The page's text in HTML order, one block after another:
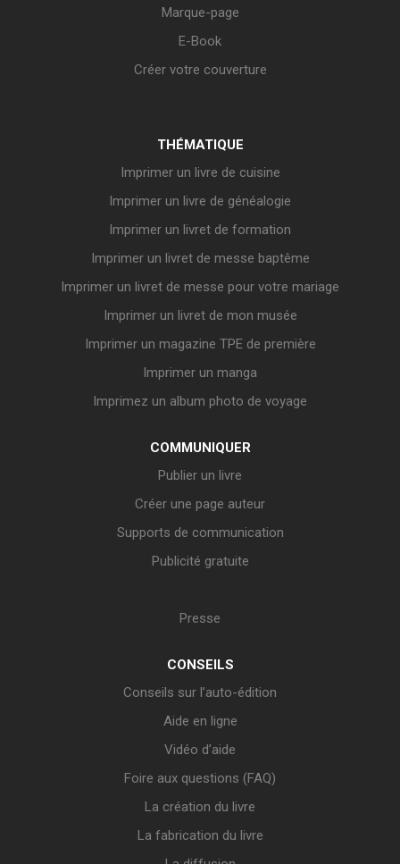
Marque-page
E-Book
Créer votre couverture
THÉMATIQUE
Imprimer un livre de cuisine
Imprimer un livre de généalogie
Imprimer un livret de formation
Imprimer un livret de messe baptême
Imprimer un livret de messe pour votre mariage
Imprimer un livret de mon musée
Imprimer un magazine TPE de première
Imprimer un manga
Imprimez un album photo de voyage
COMMUNIQUER
Publier un livre
Créer une page auteur
Supports de communication
Publicité gratuite
Presse
CONSEILS
Conseils sur l’auto-édition
Aide en ligne
Vidéo d’aide
Foire aux questions (FAQ)
La création du livre
La fabrication du livre